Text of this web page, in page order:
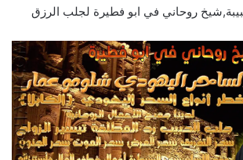
روحاني في ابو فطيرة لجلب الرزق